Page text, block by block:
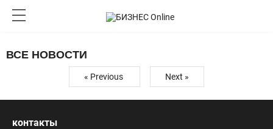
ВСЕ НОВОСТИ
« Previous Next »
контакты